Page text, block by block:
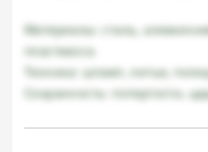
Материалы: сталь,
пластмасса.
Техника: штамп, литье,
Сохранность: потертости,